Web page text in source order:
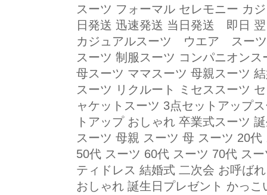
スーツ フォーマル セレモニー カ
日発送 迅速発送 当日発送 即日
カジュアルスーツ ウエア スーツ
スーツ 制服スーツ コンパニオン
母スーツ ママスーツ 母親スーツ
スーツ リクルート ミセススーツ
ャケットスーツ 3点セットアッ
トアップ おしゃれ 卒業式スーツ
スーツ 母親 スーツ 母 スーツ 20
50代 スーツ 60代 スーツ 70代 ス
ティドレス 結婚式 二次会 お呼ば
おしゃれ 誕生日プレゼント かっ